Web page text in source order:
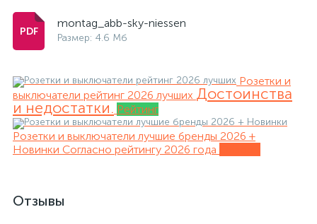
montag_abb-sky-niessen
Размер: 4.6 Мб
Розетки и
выключатели рейтинг 2026 лучших Достоинства
и недостатки. Рейтинг
Розетки и выключатели лучшие бренды 2026 +
Новинки Согласно рейтингу 2026 года
Отзывы